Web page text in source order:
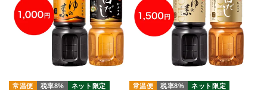
常温便 税率8% ネット限定 常温便 税率8% ネット限定